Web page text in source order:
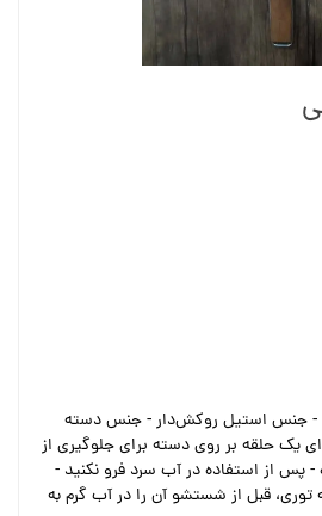
- جنس استیل روکش‌دار - جنس دسته
یک حلقه بر روی دسته برای جلوگیری از
- پس از استفاده در آب سرد فرو نکنید -
قبل از شستشو آن را در آب گرم به